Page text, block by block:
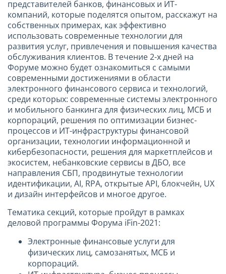
представителей банков, финансовых и ИТ-
компаний, которые поделятся опытом, расскажут на
собственных примерах, как эффективно
использовать современные технологии для
развития услуг, привлечения и повышения качества
обслуживания клиентов. В течение 2-х дней на
Форуме можно будет ознакомиться с самыми
современными достижениями в области
электронного финансового сервиса и технологий,
среди которых: современные системы электронного
и мобильного банкинга для физических лиц, МСБ и
корпораций, решения по оптимизации бизнес-
процессов и ИТ-инфраструктуры финансовой
организации, технологии информационной и
кибербезопасности, решения для маркетплейсов и
экосистем, небанковские сервисы в ДБО, все
направления СБП, продвинутые технологии
идентификации, AI, RPA, открытые API, блокчейн, UX
и дизайн интерфейсов и многое другое.
Тематика секций, которые пройдут в рамках
деловой программы Форума iFin-2021:
Электронные финансовые услуги для
физических лиц, самозанятых, МСБ и
корпораций.